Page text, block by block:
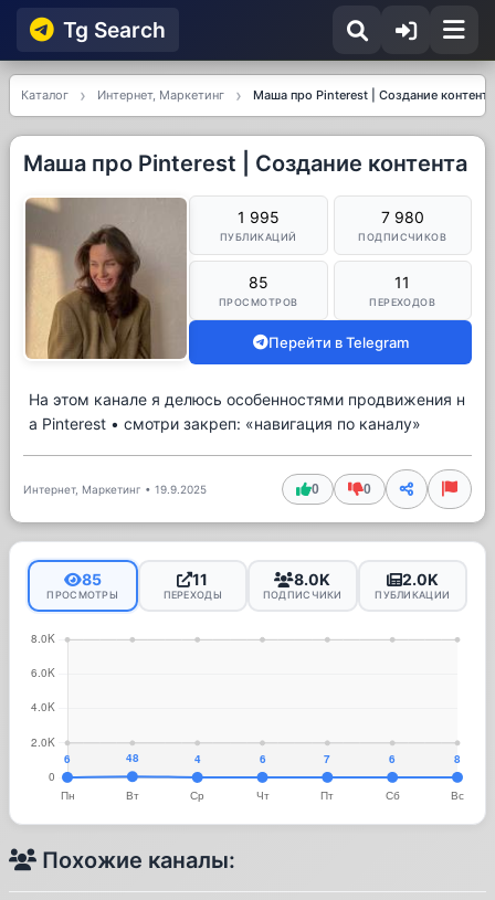
Tg Searсh
Каталог Интернет, Маркетинг Маша про Pinterest | Создание контента
Маша про Pinterest | Создание контента
1 995
ПУБЛИКАЦИЙ
7 980
ПОДПИСЧИКОВ
85
ПРОСМОТРОВ
11
ПЕРЕХОДОВ
Перейти в Telegram
На этом канале я делюсь особенностями продвижения н
а Pinterest • смотри закреп: «навигация по каналу»
Интернет, Маркетинг • 19.9.2025 0 0
85
ПРОСМОТРЫ
11
ПЕРЕХОДЫ
8.0K
ПОДПИСЧИКИ
2.0K
ПУБЛИКАЦИИ
Похожие каналы: